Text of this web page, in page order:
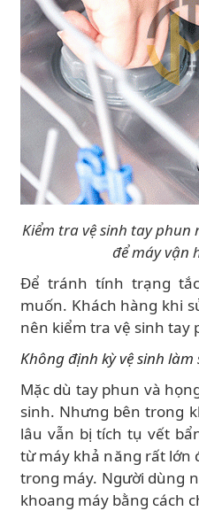
Kiểm tra vệ sinh tay
để máy vận
Để tránh tính trạng
muốn. Khách hàng khi
nên kiểm tra vệ sinh tay
Không định kỳ vệ sinh
Mặc dù tay phun và
sinh. Nhưng bên trong
lâu vẫn bị tích tụ vết
từ máy khả năng rất lớn
trong máy. Người dùng
khoang máy bằng cách